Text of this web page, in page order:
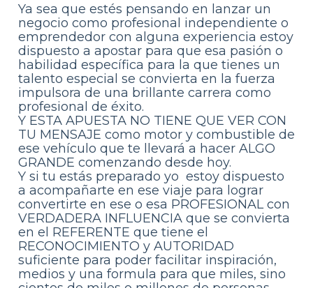
Ya sea que estés pensando en lanzar un
negocio como profesional independiente o
emprendedor con alguna experiencia estoy
dispuesto a apostar para que esa pasión o
habilidad específica para la que tienes un
talento especial se convierta en la fuerza
impulsora de una brillante carrera como
profesional de éxito.
Y ESTA APUESTA NO TIENE QUE VER CON
TU MENSAJE como motor y combustible de
ese vehículo que te llevará a hacer ALGO
GRANDE comenzando desde hoy.
Y si tu estás preparado yo  estoy dispuesto
a acompañarte en ese viaje para lograr
convertirte en ese o esa PROFESIONAL con
VERDADERA INFLUENCIA que se convierta
en el REFERENTE que tiene el
RECONOCIMIENTO y AUTORIDAD
suficiente para poder facilitar inspiración,
medios y una formula para que miles, sino